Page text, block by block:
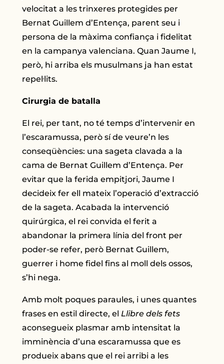
velocitat a les trinxeres protegides per
Bernat Guillem d’Entença, parent seu i
persona de la màxima confiança i fidelitat
en la campanya valenciana. Quan Jaume I,
però, hi arriba els musulmans ja han estat
repel·lits.
Cirurgia de batalla
El rei, per tant, no té temps d’intervenir en
l’escaramussa, però sí de veure’n les
conseqüències: una sageta clavada a la
cama de Bernat Guillem d’Entença. Per
evitar que la ferida empitjori, Jaume I
decideix fer ell mateix l’operació d’extracció
de la sageta. Acabada la intervenció
quirúrgica, el rei convida el ferit a
abandonar la primera línia del front per
poder-se refer, però Bernat Guillem,
guerrer i home fidel fins al moll dels ossos,
s’hi nega.
Amb molt poques paraules, i unes quantes
frases en estil directe, el Llibre dels fets
aconsegueix plasmar amb intensitat la
imminència d’una escaramussa que es
produeix abans que el rei arribi a les